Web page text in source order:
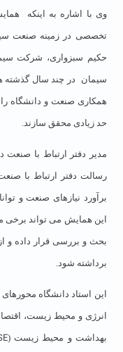
وی با اشاره به اینکه
تخصصی در زمینه صنعت
حکیم سبزواری، شرکت
سیمان در چند سال گذشته
همکاری صنعت و دانشگاه
حد زیادی محقق سازند.
مدیر دفتر ارتباط با صنعت
رسالت دفتر ارتباط با
برآورد نیازهای صنعت و
این همایش می تواند
بحث و بررسی قرار داده و
برداشته شود.
این استاد دانشگاه
انرژی و محیط زیست،
بهداشت و محیط زیست (